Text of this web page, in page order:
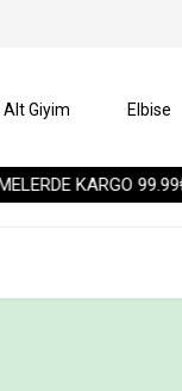
KARGO 99.99₺
Alt Giyim Elbise